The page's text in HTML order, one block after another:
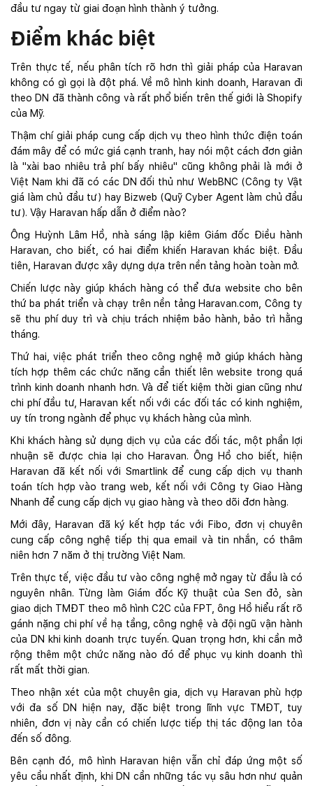
đầu tư ngay từ giai đoạn hình thành ý tưởng.
Điểm khác biệt
Trên thực tế, nếu phân tích rõ hơn thì giải pháp của Haravan
không có gì gọi là đột phá. Về mô hình kinh doanh, Haravan đi
theo DN đã thành công và rất phổ biến trên thế giới là Shopify
của Mỹ.
Thậm chí giải pháp cung cấp dịch vụ theo hình thức điện toán
đám mây để có mức giá cạnh tranh, hay nói một cách đơn giản
là "xài bao nhiêu trả phí bấy nhiêu" cũng không phải là mới ở
Việt Nam khi đã có các DN đối thủ như WebBNC (Công ty Vật
giá làm chủ đầu tư) hay Bizweb (Quỹ Cyber Agent làm chủ đầu
tư). Vậy Haravan hấp dẫn ở điểm nào?
Ông Huỳnh Lâm Hồ, nhà sáng lập kiêm Giám đốc Điều hành
Haravan, cho biết, có hai điểm khiến Haravan khác biệt. Đầu
tiên, Haravan được xây dựng dựa trên nền tảng hoàn toàn mở.
Chiến lược này giúp khách hàng có thể đưa website cho bên
thứ ba phát triển và chạy trên nền tảng Haravan.com, Công ty
sẽ thu phí duy trì và chịu trách nhiệm bảo hành, bảo trì hằng
tháng.
Thứ hai, việc phát triển theo công nghệ mở giúp khách hàng
tích hợp thêm các chức năng cần thiết lên website trong quá
trình kinh doanh nhanh hơn. Và để tiết kiệm thời gian cũng như
chi phí đầu tư, Haravan kết nối với các đối tác có kinh nghiệm,
uy tín trong ngành để phục vụ khách hàng của mình.
Khi khách hàng sử dụng dịch vụ của các đối tác, một phần lợi
nhuận sẽ được chia lại cho Haravan. Ông Hồ cho biết, hiện
Haravan đã kết nối với Smartlink để cung cấp dịch vụ thanh
toán tích hợp vào trang web, kết nối với Công ty Giao Hàng
Nhanh để cung cấp dịch vụ giao hàng và theo dõi đơn hàng.
Mới đây, Haravan đã ký kết hợp tác với Fibo, đơn vị chuyên
cung cấp công nghệ tiếp thị qua email và tin nhắn, có thâm
niên hơn 7 năm ở thị trường Việt Nam.
Trên thực tế, việc đầu tư vào công nghệ mở ngay từ đầu là có
nguyên nhân. Từng làm Giám đốc Kỹ thuật của Sen đỏ, sàn
giao dịch TMĐT theo mô hình C2C của FPT, ông Hồ hiểu rất rõ
gánh nặng chi phí về hạ tầng, công nghệ và đội ngũ vận hành
của DN khi kinh doanh trực tuyến. Quan trọng hơn, khi cần mở
rộng thêm một chức năng nào đó để phục vụ kinh doanh thì
rất mất thời gian.
Theo nhận xét của một chuyên gia, dịch vụ Haravan phù hợp
với đa số DN hiện nay, đặc biệt trong lĩnh vực TMĐT, tuy
nhiên, đơn vị này cần có chiến lược tiếp thị tác động lan tỏa
đến số đông.
Bên cạnh đó, mô hình Haravan hiện vẫn chỉ đáp ứng một số
yêu cầu nhất định, khi DN cần những tác vụ sâu hơn như quản